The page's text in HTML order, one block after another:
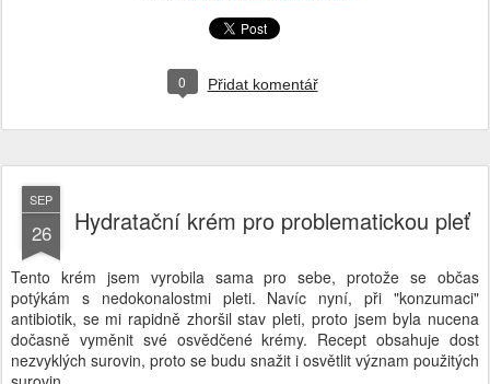
0 Přidat komentář
SEP
26 Hydratační krém pro problematickou pleť
Tento krém jsem vyrobila sama pro sebe, protože se občas
potýkám s nedokonalostmi pleti. Navíc nyní, při "konzumaci"
antibiotik, se mi rapidně zhoršil stav pleti, proto jsem byla nucena
dočasně vyměnit své osvědčené krémy. Recept obsahuje dost
nezvyklých surovin, proto se budu snažit i osvětlit význam použitých